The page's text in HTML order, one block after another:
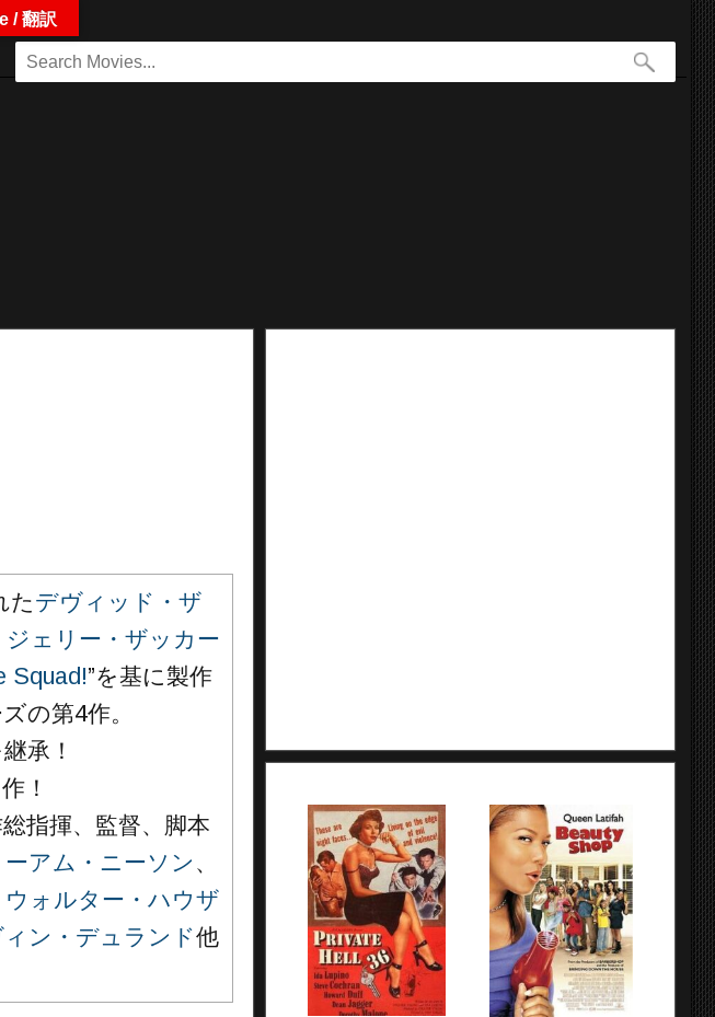
たデヴィッド・ザ
ジェリー・ザッカー
Squad!”を基に製作
の第4作。
承！
！
指揮、監督、脚本
ーアム・ニーソン 、
ウォルター・ハウザ
ン・デュランド他
/ 翻訳